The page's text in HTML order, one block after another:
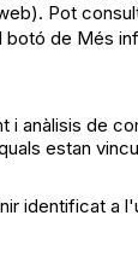
de
els
Pot
de Més
i anàlisis de
estan
identificat a